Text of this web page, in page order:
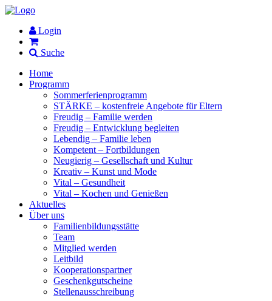
Login
Suche
Home
Programm
Sommerferienprogramm
STÄRKE – kostenfreie Angebote für Eltern
Freudig – Familie werden
Freudig – Entwicklung begleiten
Lebendig – Familie leben
Kompetent – Fortbildungen
Neugierig – Gesellschaft und Kultur
Kreativ – Kunst und Mode
Vital – Gesundheit
Vital – Kochen und Genießen
Aktuelles
Über uns
Familienbildungsstätte
Team
Mitglied werden
Leitbild
Kooperationspartner
Geschenkgutscheine
Stellenausschreibung